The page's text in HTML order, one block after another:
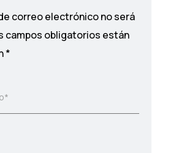
correo electrónico no será
campos obligatorios están
*